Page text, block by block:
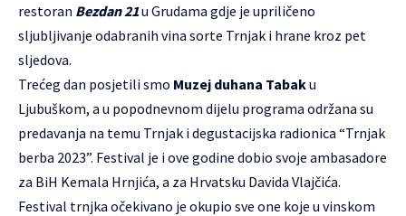
restoran Bezdan 21u Grudama gdje je upriličeno
sljubljivanje odabranih vina sorte Trnjak i hrane kroz pet
sljedova.
Trećeg dan posjetili smo Muzej duhana Tabaku
Ljubuškom, a u popodnevnom dijelu programa održana su
predavanja na temu Trnjak i degustacijska radionica “Trnjak
berba 2023”. Festival je i ove godine dobio svoje ambasadore
za BiH Kemala Hrnjića, a za Hrvatsku Davida Vlajčića.
Festival trnjka očekivano je okupio sve one koje u vinskom